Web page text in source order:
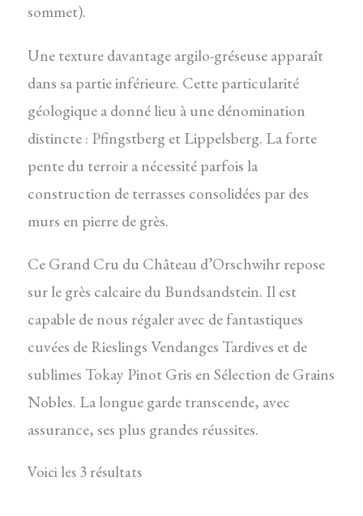
sommet).
Une texture davantage argilo-gréseuse apparaît
dans sa partie inférieure. Cette particularité
géologique a donné lieu à une dénomination
distincte : Pfingstberg et Lippelsberg. La forte
pente du terroir a nécessité parfois la
construction de terrasses consolidées par des
murs en pierre de grès.
Ce Grand Cru du Château d’Orschwihr repose
sur le grès calcaire du Bundsandstein. Il est
capable de nous régaler avec de fantastiques
cuvées de Rieslings Vendanges Tardives et de
sublimes Tokay Pinot Gris en Sélection de Grains
Nobles. La longue garde transcende, avec
assurance, ses plus grandes réussites.
Voici les 3 résultats